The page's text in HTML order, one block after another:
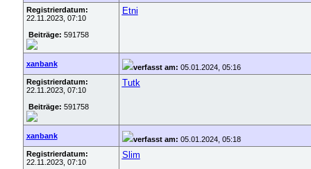
Registrierdatum:
22.11.2023, 07:10
Beiträge: 591758
Etni
xanbank verfasst am: 05.01.2024, 05:16
Registrierdatum:
22.11.2023, 07:10
Beiträge: 591758
Tutk
xanbank verfasst am: 05.01.2024, 05:18
Registrierdatum:
22.11.2023, 07:10
Slim